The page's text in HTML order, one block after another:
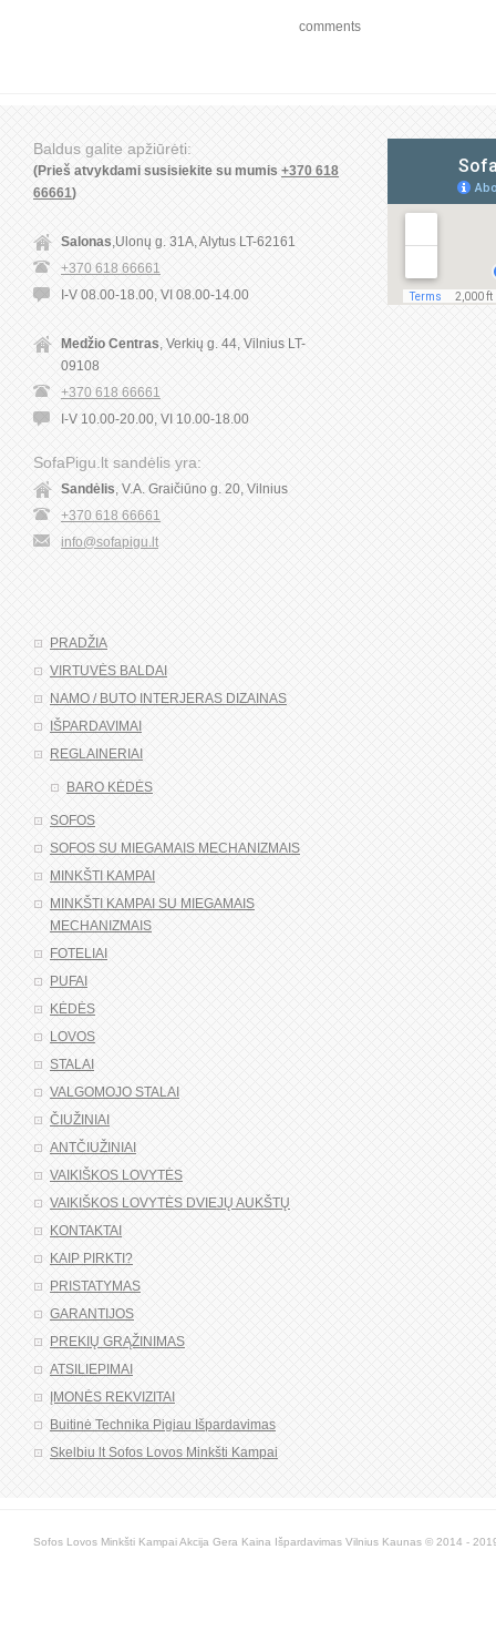
comments
Baldus galite apžiūrėti:
(Prieš atvykdami susisiekite su mumis +370 618
66661)
Salonas ,Ulonų g. 31A, Alytus LT-62161
+370 618 66661
I-V 08.00-18.00, VI 08.00-14.00
Medžio Centras , Verkių g. 44, Vilnius LT-
09108
+370 618 66661
I-V 10.00-20.00, VI 10.00-18.00
SofaPigu.lt sandėlis yra:
Sandėlis , V.A. Graičiūno g. 20, Vilnius
+370 618 66661
info@sofapigu.lt
PRADŽIA
VIRTUVĖS BALDAI
NAMO / BUTO INTERJERAS DIZAINAS
IŠPARDAVIMAI
REGLAINERIAI
BARO KĖDĖS
SOFOS
SOFOS SU MIEGAMAIS MECHANIZMAIS
MINKŠTI KAMPAI
MINKŠTI KAMPAI SU MIEGAMAIS
MECHANIZMAIS
FOTELIAI
PUFAI
KĖDĖS
LOVOS
STALAI
VALGOMOJO STALAI
ČIUŽINIAI
ANTČIUŽINIAI
VAIKIŠKOS LOVYTĖS
VAIKIŠKOS LOVYTĖS DVIEJŲ AUKŠTŲ
KONTAKTAI
KAIP PIRKTI?
PRISTATYMAS
GARANTIJOS
PREKIŲ GRĄŽINIMAS
ATSILIEPIMAI
ĮMONĖS REKVIZITAI
Buitinė Technika Pigiau Išpardavimas
Skelbiu lt Sofos Lovos Minkšti Kampai
Sofos Lovos Minkšti Kampai Akcija Gera Kaina Išpardavimas Vilnius Kaunas © 2014 -